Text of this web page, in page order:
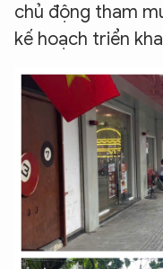
chủ động tham
kế hoạch triển